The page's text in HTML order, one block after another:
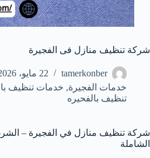
شركة تنظيف منازل فى الفجيرة
tamerkonber
22 مايو، 2026
خدمات الفجيرة, خدمات تنظيف
تنظيف بالفحيره
شركة تنظيف منازل في الفجيرة –
الشاملة